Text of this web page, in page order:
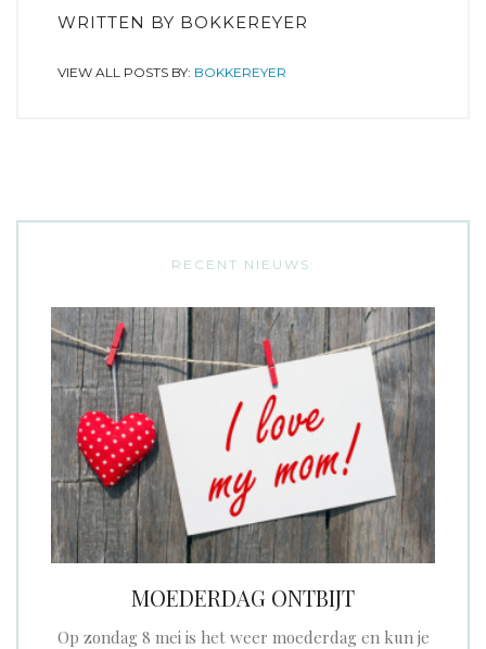
WRITTEN BY BOKKEREYER
VIEW ALL POSTS BY: BOKKEREYER
RECENT NIEUWS:
MOEDERDAG ONTBIJT
Op zondag 8 mei is het weer moederdag en kun je